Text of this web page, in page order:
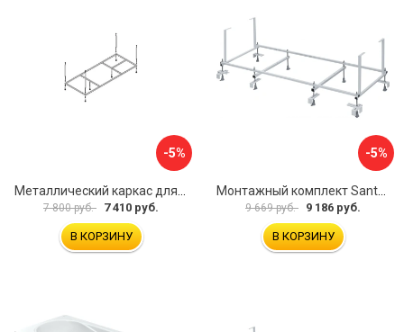
-5%
Металлический каркас для акриловой ванны Cezares EMP-170-70-MF-R
7 800 руб. 7 410 руб.
В КОРЗИНУ
-5%
Монтажный комплект Santek МОНАКО ТЕНЕРИФЕ 1.WH11.2.421 00000046419
9 669 руб. 9 186 руб.
В КОРЗИНУ